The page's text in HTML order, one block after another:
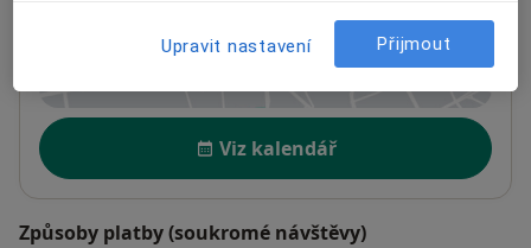
Přiblížit mapuse otevře v nové záložce
Dostupnost
Viz kalendář
Způsoby platby (soukromé návštěvy)
Upravit nastavení Přijmout